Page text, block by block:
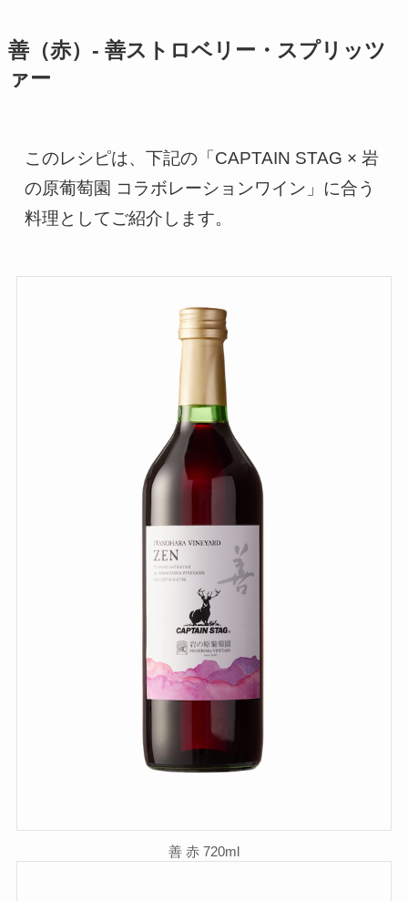
善（赤）- 善ストロベリー・スプリッツ
ァー
このレシピは、下記の「CAPTAIN STAG × 岩
の原葡萄園 コラボレーションワイン」に合う
料理としてご紹介します。
善 赤 720ml